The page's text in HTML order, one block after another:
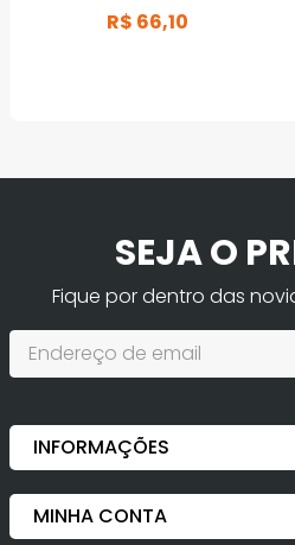
R$ 66,10
SEJA O
Fique por dentro das